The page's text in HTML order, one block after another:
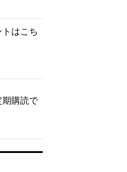
はこち
期購読で